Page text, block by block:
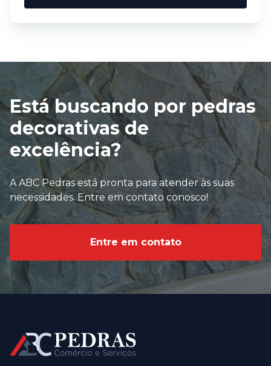
Está buscando por pedras
decorativas de
excelência?
A ABC Pedras está pronta para atender às suas
necessidades. Entre em contato conosco!
Entre em contato